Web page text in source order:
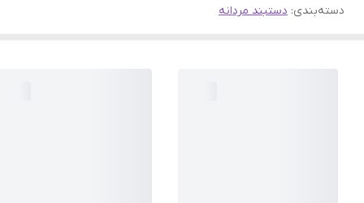
دسته‌بندی: دستبند مردانه